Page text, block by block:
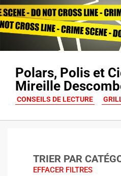
Polars, Polis et
Mireille
CONSEILS DE LECTURE
TRIER PAR
EFFACER FILTRES